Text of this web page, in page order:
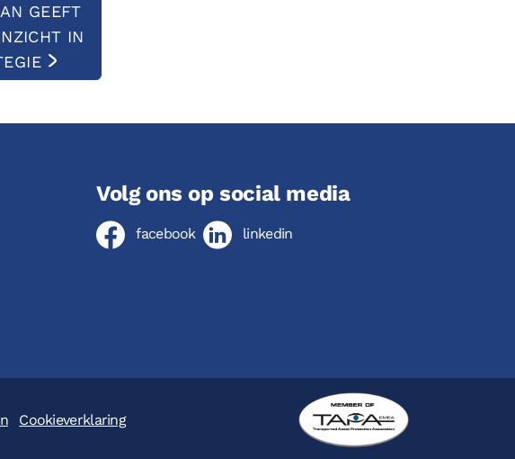
GEEFT
IN
Volg ons op social media
facebook linkedin
Cookieverklaring